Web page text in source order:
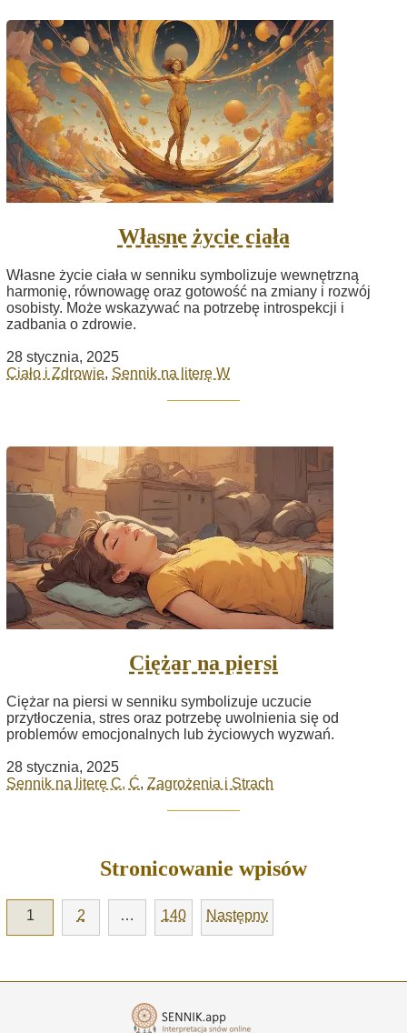
Własne życie ciała
Własne życie ciała w senniku symbolizuje wewnętrzną
harmonię, równowagę oraz gotowość na zmiany i rozwój
osobisty. Może wskazywać na potrzebę introspekcji i
zadbania o zdrowie.
28 stycznia, 2025
Ciało i Zdrowie, Sennik na literę W
Ciężar na piersi
Ciężar na piersi w senniku symbolizuje uczucie
przytłoczenia, stres oraz potrzebę uwolnienia się od
problemów emocjonalnych lub życiowych wyzwań.
28 stycznia, 2025
Sennik na literę C, Ć, Zagrożenia i Strach
Stronicowanie wpisów
1 2 … 140 Następny